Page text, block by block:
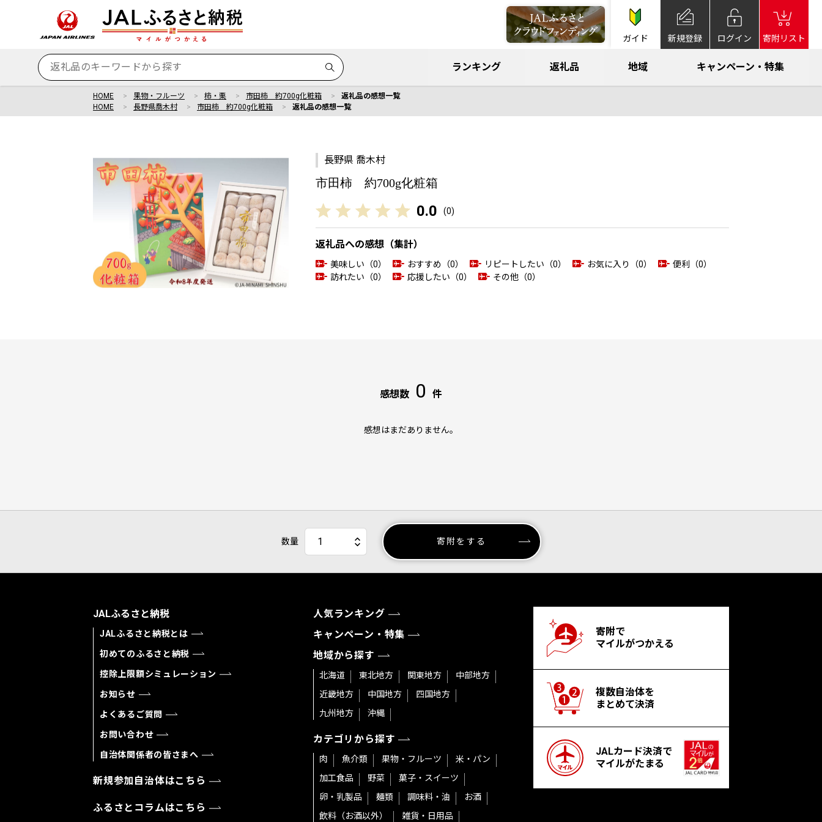
ガイド 新規登録 ログイン 寄附リスト
ランキング 返礼品 地域 キャンペーン・特集
HOME 果物・フルーツ 柿・栗 市田柿 約700g化粧箱
返礼品の感想一覧
HOME
長野県喬木村 市田柿 約700g化粧箱 返礼品の感想一覧
長野県 喬木村
市田柿 約700g化粧箱
0.0 (0)
返礼品への感想（集計）
美味しい（0） おすすめ（0） リピートしたい（0） お気に入り（0）
便利（0）
訪れたい（0）
応援したい（0） その他（0）
感想数 0 件
感想はまだありません。
数量 寄附をする
JALふるさと納税
JALふるさと納税とは
初めてのふるさと納税
控除上限額シミュレーション
お知らせ
よくあるご質問
お問い合わせ
自治体関係者の皆さまへ
新規参加自治体はこちら
ふるさとコラムはこちら
人気ランキング
キャンペーン・特集
地域から探す
北海道 東北地方 関東地方
中部地方
近畿地方
中国地方
四国地方
九州地方
沖縄
カテゴリから探す
肉 魚介類 果物・フルーツ
米・パン
加工食品
野菜
菓子・スイーツ
卵・乳製品
麺類 調味料・油
お酒
飲料（お酒以外）
雑貨・日用品
寄附で
マイルがつかえる
複数自治体を
まとめて決済
JALカード決済で
マイルがたまる